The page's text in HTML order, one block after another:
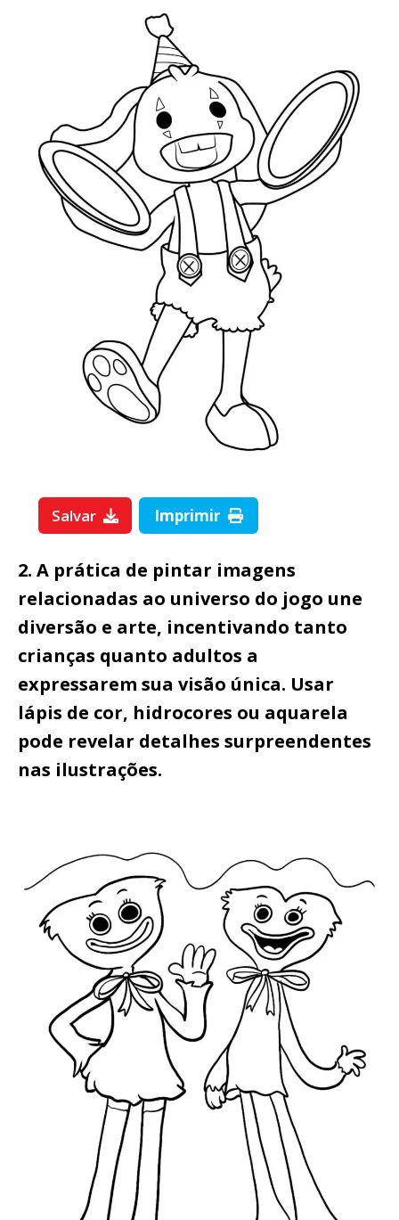
Salvar Imprimir
2. A prática de pintar imagens
relacionadas ao universo do jogo une
diversão e arte, incentivando tanto
crianças quanto adultos a
expressarem sua visão única. Usar
lápis de cor, hidrocores ou aquarela
pode revelar detalhes surpreendentes
nas ilustrações.